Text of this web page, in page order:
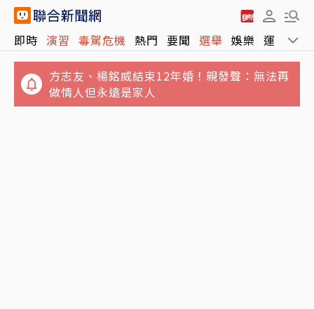
即時 演習 毒駕危機 熱門 要聞 選舉 娛樂 運動 全
將走向尾聲？
方志友、楊銘威結束12年婚！親發聲：無法再
做情人但永遠是家人